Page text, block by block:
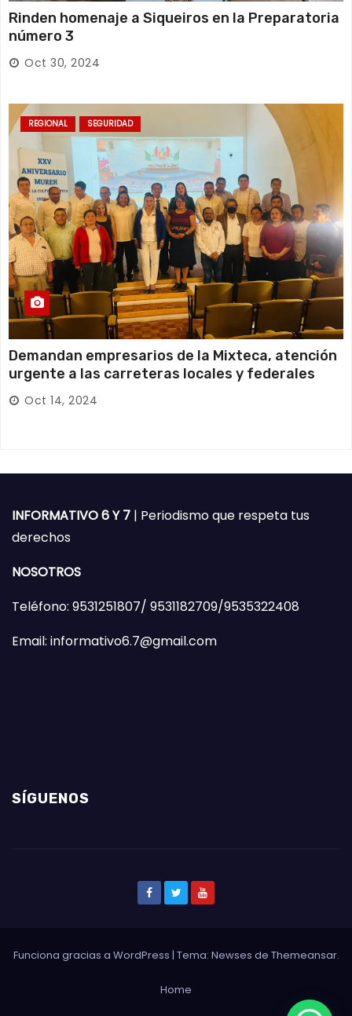
Rinden homenaje a Siqueiros en la Preparatoria
número 3
Oct 30, 2024
REGIONAL SEGURIDAD
Demandan empresarios de la Mixteca, atención
urgente a las carreteras locales y federales
Oct 14, 2024
INFORMATIVO 6 Y 7 | Periodismo que respeta tus
derechos
NOSOTROS
Teléfono: 9531251807/ 9531182709/9535322408
Email: informativo6.7@gmail.com
SÍGUENOS
Funciona gracias a WordPress | Tema: Newses de Themeansar.
Home